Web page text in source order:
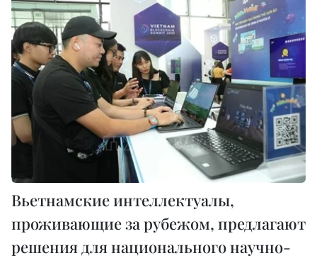
Вьетнамские интеллектуалы,
проживающие за рубежом, предлагают
решения для национального научно-